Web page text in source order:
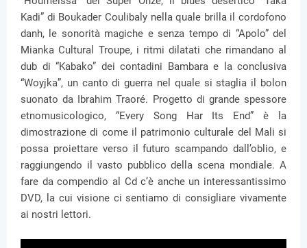
Kadi” di Boukader Coulibaly nella quale brilla il cordofono
danh, le sonorità magiche e senza tempo di “Apolo” del
Mianka Cultural Troupe, i ritmi dilatati che rimandano al
dub di “Kabako” dei contadini Bambara e la conclusiva
“Woyjka”, un canto di guerra nel quale si staglia il bolon
suonato da Ibrahim Traoré. Progetto di grande spessore
etnomusicologico, “Every Song Har Its End” è la
dimostrazione di come il patrimonio culturale del Mali si
possa proiettare verso il futuro scampando dall’oblio, e
raggiungendo il vasto pubblico della scena mondiale. A
fare da compendio al Cd c’è anche un interessantissimo
DVD, la cui visione ci sentiamo di consigliare vivamente
ai nostri lettori.